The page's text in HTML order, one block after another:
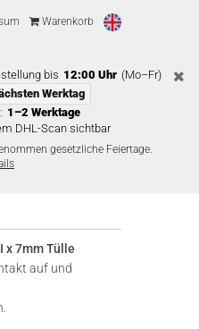
Warenkorb
bis 12:00 Uhr (Mo–Fr)
Werktag
1–2 Werktage
DHL-Scan sichtbar
gesetzliche Feiertage.
x 7mm Tülle
auf und